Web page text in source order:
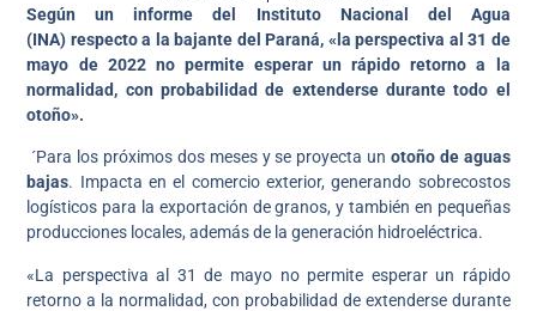
Según un informe del Instituto Nacional del Agua
(INA) respecto a la bajante del Paraná, «la perspectiva al 31 de
mayo de 2022 no permite esperar un rápido retorno a la
normalidad, con probabilidad de extenderse durante todo el
otoño».
´Para los próximos dos meses y se proyecta un otoño de aguas
bajas. Impacta en el comercio exterior, generando sobrecostos
logísticos para la exportación de granos, y también en pequeñas
producciones locales, además de la generación hidroeléctrica.
«La perspectiva al 31 de mayo no permite esperar un rápido
retorno a la normalidad, con probabilidad de extenderse durante